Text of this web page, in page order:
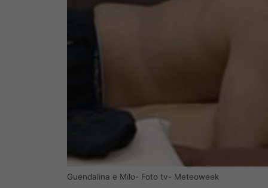
Guendalina e Milo- Foto tv- Meteoweek